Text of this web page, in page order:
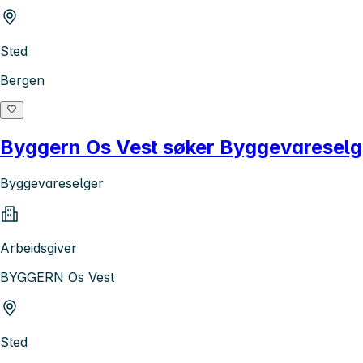
Sted
Bergen
Byggern Os Vest søker
Byggevareselger
Arbeidsgiver
BYGGERN Os Vest
Sted